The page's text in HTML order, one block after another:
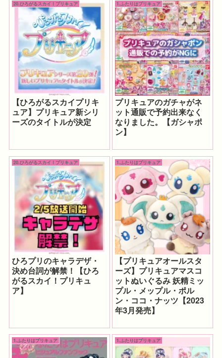
20.ひろがるスカイ！プリキュア
【ひろがるスカイプリキ
ュア】プリキュア新シリ
ーズのタイトルが決定
1.ふたりはプリキュア
プリキュアのガチャがネ
ット通販で予約出来なく
なりました。【ガシャポ
ン】
20.ひろがるスカイ！プリキュア
ひろプリのキャラデザ・
決め台詞が解禁！【ひろ
がるスカイ！プリキュ
ア】
1.ふたりはプリキュア
【プリキュアオールスタ
ーズ】プリキュアマスコ
ットぬいぐるみ 妖精ミッ
プル・メップル・ポル
ン・ココ・ナッツ【2023
年3月発売】
1.ふたりはプリキュア 1.ふたりはプリキュア